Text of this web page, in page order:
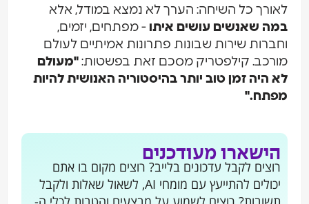
לאורך כל השיחה: הערך לא נמצא במודל, אלא
במה שאנשים עושים איתו - מפתחים, יזמים,
וחברות שירות שבונות פתרונות אמיתיים לעולם
מורכב. קילפטריק מסכם זאת בפשטות: "מעולם
לא היה זמן טוב יותר בהיסטוריה האנושית להיות
מפתח."
הישארו מעודכנים
רוצים לקבל עדכונים בלייב? רוצים מקום בו אתם
יכולים להתייעץ עם מומחי AI, לשאול שאלות ולקבל